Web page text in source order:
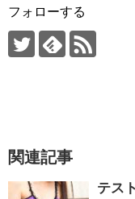
フォローする
関連記事
テス